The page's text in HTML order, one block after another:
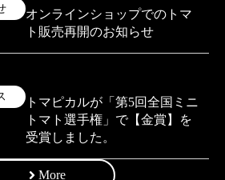
オンラインショップでのトマ
ト販売再開のお知らせ
トマピカルが「第5回全国ミニ
トマト選手権」で【金賞】を
受賞しました。
More